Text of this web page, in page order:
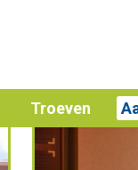
Troeven